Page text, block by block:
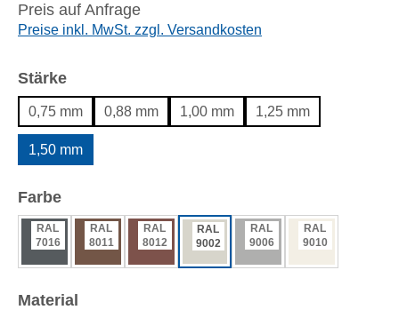
Preis auf Anfrage
Preise inkl. MwSt. zzgl. Versandkosten
Stärkeauswählen
0,75 mm 0,88 mm 1,00 mm 1,25 mm
1,50 mm
Farbeauswählen
RAL
7016
RAL
8011
RAL
8012
RAL
9002
RAL
9006
RAL
9010
Material